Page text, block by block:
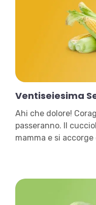
Ventiseiesima
Ahi che dolore!
passeranno. Il
mamma e si